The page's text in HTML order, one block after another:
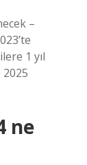
–
1 yıl
2025
ne